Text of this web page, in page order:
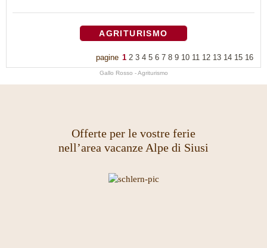
AGRITURISMO
pagine 1 2 3 4 5 6 7 8 9 10 11 12 13 14 15 16
Gallo Rosso - Agriturismo
Offerte per le vostre ferie
nell’area vacanze Alpe di Siusi